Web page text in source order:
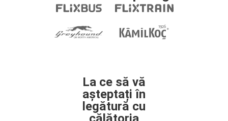
La ce să vă
așteptați în
legătură cu